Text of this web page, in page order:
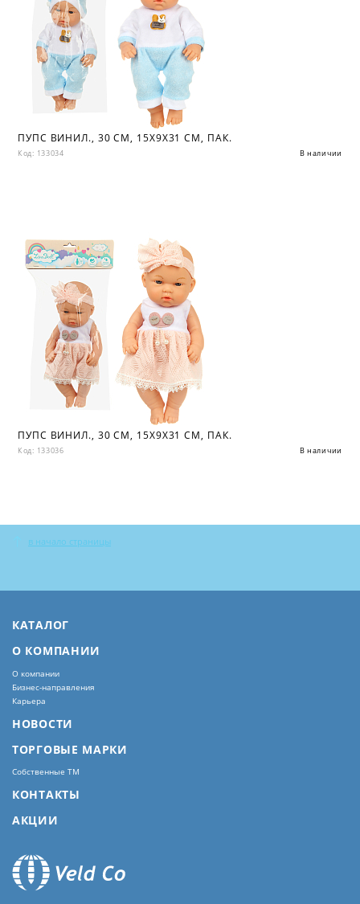
ПУПС ВИНИЛ., 30 СМ, 15Х9Х31 СМ, ПАК.
Код: 133034 В наличии
ПУПС ВИНИЛ., 30 СМ, 15Х9Х31 СМ, ПАК.
Код: 133036 В наличии
в начало страницы
КАТАЛОГ
О КОМПАНИИ
О компании
Бизнес-направления
Карьера
НОВОСТИ
ТОРГОВЫЕ МАРКИ
Собственные ТМ
КОНТАКТЫ
АКЦИИ